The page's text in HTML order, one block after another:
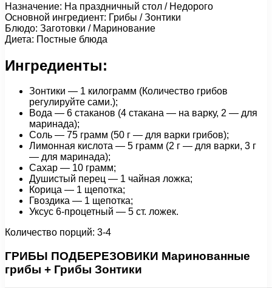
Назначение: На праздничный стол / Недорого
Основной ингредиент: Грибы / Зонтики
Блюдо: Заготовки / Маринование
Диета: Постные блюда
Ингредиенты:
Зонтики — 1 килограмм (Количество грибов
регулируйте сами.);
Вода — 6 стаканов (4 стакана — на варку, 2 — для
маринада);
Соль — 75 грамм (50 г — для варки грибов);
Лимонная кислота — 5 грамм (2 г — для варки, 3 г
— для маринада);
Сахар — 10 грамм;
Душистый перец — 1 чайная ложка;
Корица — 1 щепотка;
Гвоздика — 1 щепотка;
Уксус 6-процетный — 5 ст. ложек.
Количество порций: 3-4
ГРИБЫ ПОДБЕРЕЗОВИКИ Маринованные
грибы + Грибы Зонтики